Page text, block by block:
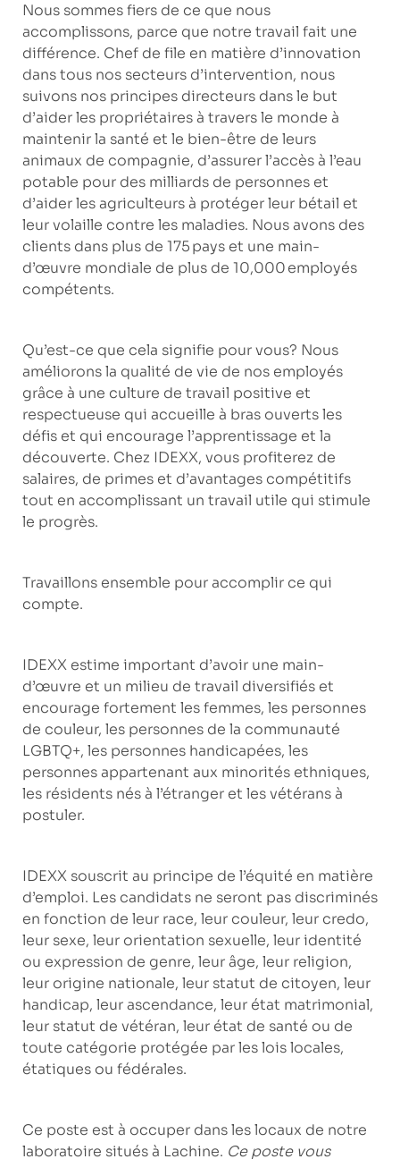
Nous sommes fiers de ce que nous
accomplissons, parce que notre travail fait une
différence. Chef de file en matière d’innovation
dans tous nos secteurs d’intervention, nous
suivons nos principes directeurs dans le but
d’aider les propriétaires à travers le monde à
maintenir la santé et le bien-être de leurs
animaux de compagnie, d’assurer l’accès à l’eau
potable pour des milliards de personnes et
d’aider les agriculteurs à protéger leur bétail et
leur volaille contre les maladies. Nous avons des
clients dans plus de 175 pays et une main-
d’œuvre mondiale de plus de 10,000 employés
compétents.
Qu’est-ce que cela signifie pour vous? Nous
améliorons la qualité de vie de nos employés
grâce à une culture de travail positive et
respectueuse qui accueille à bras ouverts les
défis et qui encourage l’apprentissage et la
découverte. Chez IDEXX, vous profiterez de
salaires, de primes et d’avantages compétitifs
tout en accomplissant un travail utile qui stimule
le progrès.
Travaillons ensemble pour accomplir ce qui
compte.
IDEXX estime important d’avoir une main-
d’œuvre et un milieu de travail diversifiés et
encourage fortement les femmes, les personnes
de couleur, les personnes de la communauté
LGBTQ+, les personnes handicapées, les
personnes appartenant aux minorités ethniques,
les résidents nés à l’étranger et les vétérans à
postuler.
IDEXX souscrit au principe de l’équité en matière
d’emploi. Les candidats ne seront pas discriminés
en fonction de leur race, leur couleur, leur credo,
leur sexe, leur orientation sexuelle, leur identité
ou expression de genre, leur âge, leur religion,
leur origine nationale, leur statut de citoyen, leur
handicap, leur ascendance, leur état matrimonial,
leur statut de vétéran, leur état de santé ou de
toute catégorie protégée par les lois locales,
étatiques ou fédérales.
Ce poste est à occuper dans les locaux de notre
laboratoire situés à Lachine. Ce poste vous